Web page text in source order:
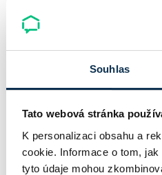
Souhlas
Tato webová stránka
K personalizaci obsahu a
cookie. Informace o tom,
tyto údaje mohou